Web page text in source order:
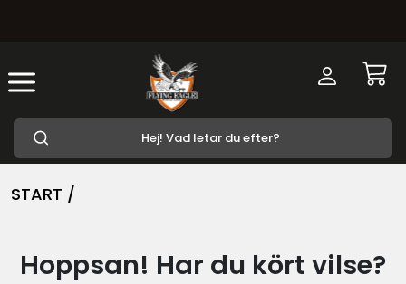
START /
Hoppsan! Har du kört vilse?